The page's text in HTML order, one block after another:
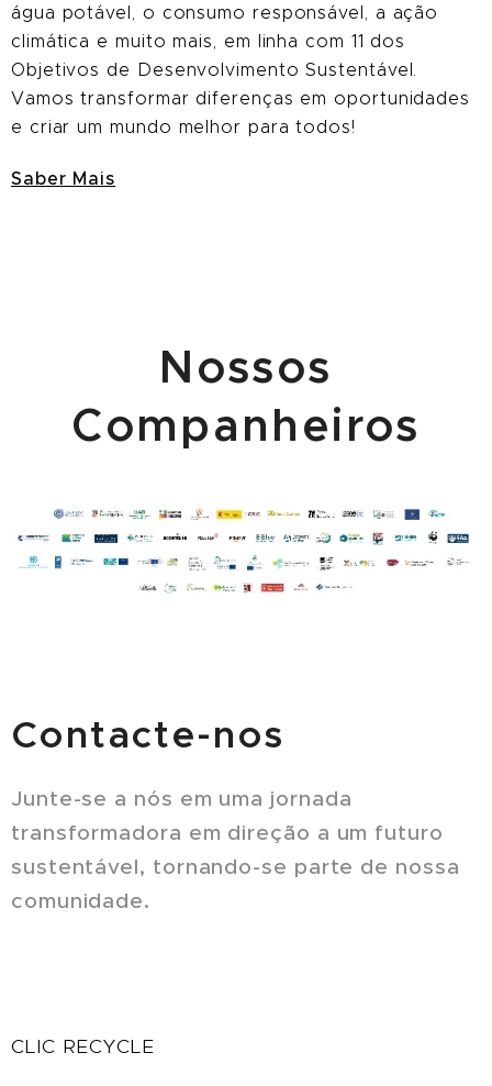
água potável, o consumo responsável, a ação
climática e muito mais, em linha com 11 dos
Objetivos de Desenvolvimento Sustentável.
Vamos transformar diferenças em oportunidades
e criar um mundo melhor para todos!
Saber Mais
Nossos
Companheiros
Contacte-nos
Junte-se a nós em uma jornada
transformadora em direção a um futuro
sustentável, tornando-se parte de nossa
comunidade.
CLIC RECYCLE